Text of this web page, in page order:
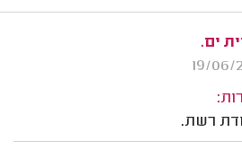
ים.
רשת.